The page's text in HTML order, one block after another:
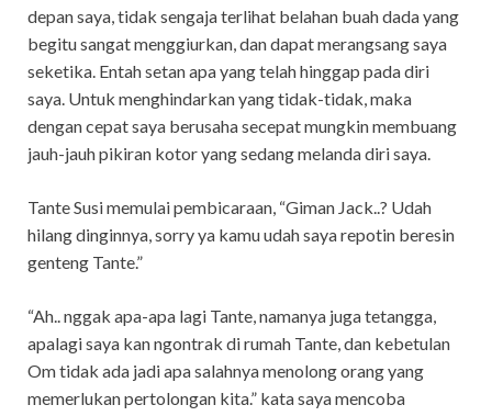
depan saya, tidak sengaja terlihat belahan buah dada yang
begitu sangat menggiurkan, dan dapat merangsang saya
seketika. Entah setan apa yang telah hinggap pada diri
saya. Untuk menghindarkan yang tidak-tidak, maka
dengan cepat saya berusaha secepat mungkin membuang
jauh-jauh pikiran kotor yang sedang melanda diri saya.
Tante Susi memulai pembicaraan, “Giman Jack..? Udah
hilang dinginnya, sorry ya kamu udah saya repotin beresin
genteng Tante.”
“Ah.. nggak apa-apa lagi Tante, namanya juga tetangga,
apalagi saya kan ngontrak di rumah Tante, dan kebetulan
Om tidak ada jadi apa salahnya menolong orang yang
memerlukan pertolongan kita.” kata saya mencoba